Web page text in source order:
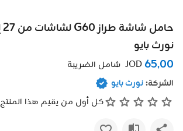
نورث بايو
65٫00
شامل الضريبة
الشركة:نورث بايو
كل أول من يقيم هذا المنتج